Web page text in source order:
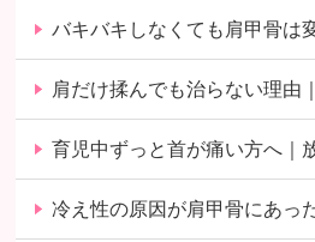
バキバキしなくても肩甲骨は
肩だけ揉んでも治らない理由
育児中ずっと首が痛い方へ｜
冷え性の原因が肩甲骨にあっ